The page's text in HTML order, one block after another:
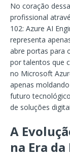
No coração
profissional
102: Azure AI
representa
abre portas para
por talentos que
no Microsoft
apenas
futuro
de soluções
A
na Era